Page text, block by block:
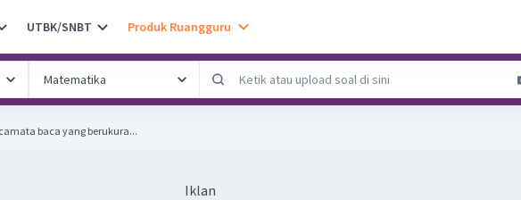
UTBK/SNBT Produk Ruangguru
baca yang berukura...
Iklan